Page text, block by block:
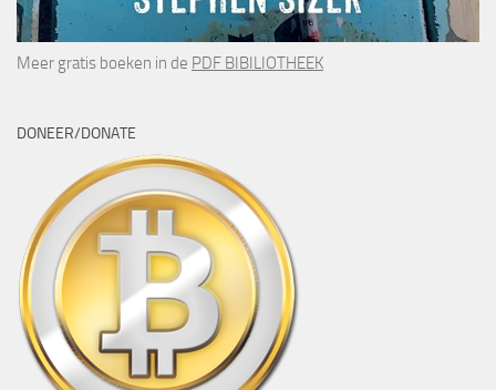
Meer gratis boeken in de PDF BIBILIOTHEEK
DONEER/DONATE